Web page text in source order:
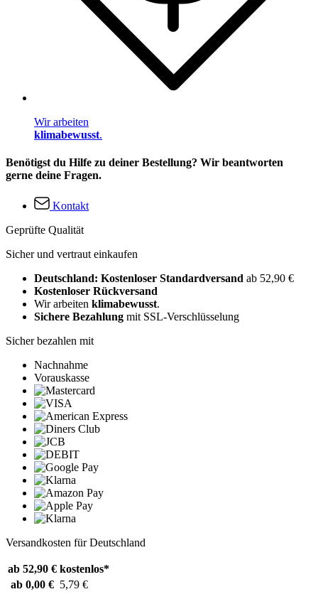
Wir arbeiten
klimabewusst.
Benötigst du Hilfe zu deiner Bestellung? Wir beantworten
gerne deine Fragen.
Kontakt
Geprüfte Qualität
Sicher und vertraut einkaufen
Deutschland: Kostenloser Standardversand ab 52,90 €
Kostenloser Rückversand
Wir arbeiten klimabewusst.
Sichere Bezahlung mit SSL-Verschlüsselung
Sicher bezahlen mit
Nachnahme
Vorauskasse
Versandkosten für Deutschland
ab 52,90 € kostenlos*
ab 0,00 € 5,79 €